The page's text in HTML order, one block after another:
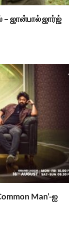
ஜான்பால் ஜார்ஜ்
Man’-ஐ